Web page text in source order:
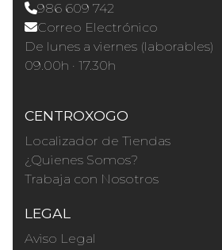
986 609 742
Correo Electrónico
De lunes a viernes (laborables)
09.00h · 17.30h
CENTROXOGO
Localizador de Tiendas
¿Quienes Somos?
Trabaja con Nosotros
LEGAL
Aviso Legal